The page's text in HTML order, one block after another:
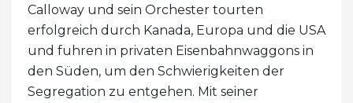
Calloway und sein Orchester tourten
erfolgreich durch Kanada, Europa und die USA
und fuhren in privaten Eisenbahnwaggons in
den Süden, um den Schwierigkeiten der
Segregation zu entgehen. Mit seiner